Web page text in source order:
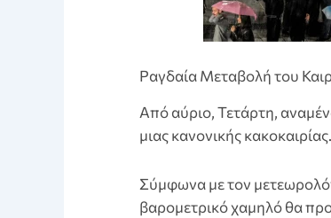
Ραγδαία Μεταβολή του
Από αύριο, Τετάρτη,
μιας κανονικής κακοκαιρίας.
Σύμφωνα με τον
βαρομετρικό χαμηλό θα